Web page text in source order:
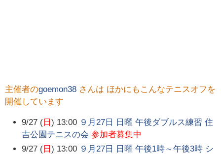
主催者のgoemon38 さんは ほかにもこんなテニスオフを
開催しています
9/27 ( 日) 13:00 ９月27日 日曜 午後ダブルス練習 住
吉公園テニスの会 参加者募集中
9/27 ( 日) 13:00 ９月27日 日曜 午後1時～午後3時 シ